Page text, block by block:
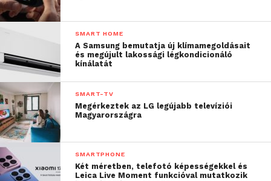
SMART HOME
A Samsung bemutatja új klímamegoldásait
és megújult lakossági légkondicionáló
kínálatát
SMART-TV
Megérkeztek az LG legújabb televíziói
Magyarországra
SMARTPHONE
Két méretben, telefotó képességekkel és
Leica Live Moment funkcióval mutatkozik